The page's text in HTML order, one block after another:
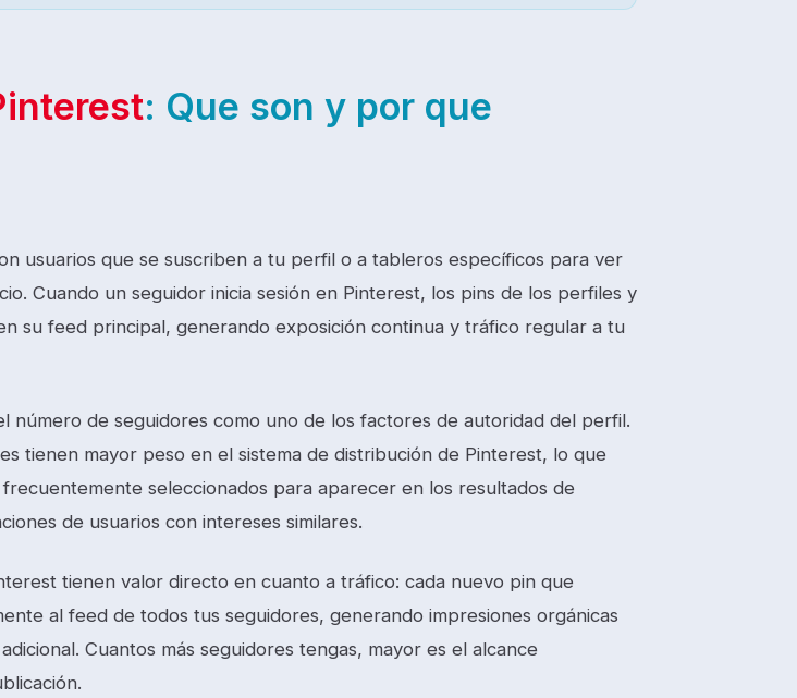
: Que son y por que
usuarios que se suscriben a tu perfil o a tableros específicos para ver
Cuando un seguidor inicia sesión en Pinterest, los pins de los perfiles y
su feed principal, generando exposición continua y tráfico regular a tu
número de seguidores como uno de los factores de autoridad del perfil.
tienen mayor peso en el sistema de distribución de Pinterest, lo que
frecuentemente seleccionados para aparecer en los resultados de
de usuarios con intereses similares.
tienen valor directo en cuanto a tráfico: cada nuevo pin que
al feed de todos tus seguidores, generando impresiones orgánicas
Cuantos más seguidores tengas, mayor es el alcance